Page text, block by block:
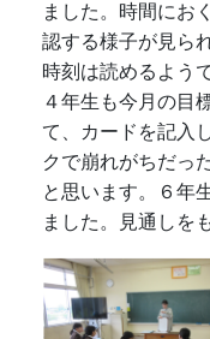
ました。時間にお
認する様子が見ら
時刻は読めるよう
４年生も今月の目
て、カードを記入
クで崩れがちだっ
と思います。６年
ました。見通しを